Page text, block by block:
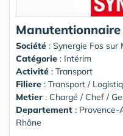
Manutentionnaire
Société : Synergie Fos sur
Catégorie : Intérim
Activité : Transport
Filiere : Transport /
Metier : Chargé / Chef /
Departement : Provence-
Rhône